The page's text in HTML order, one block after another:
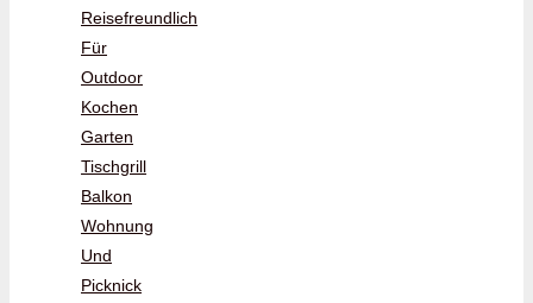
Reisefreundlich
Für
Outdoor
Kochen
Garten
Tischgrill
Balkon
Wohnung
Und
Picknick